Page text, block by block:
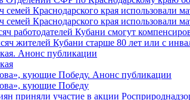
семей Краснодарского края использовали
семей Краснодарского края использовали
работодателей Кубани смогут
жителей Кубани старше 80 лет или с
Анонс публикации
кующие Победу. Анонс публикации
кующие Победу
приняли участие в акции